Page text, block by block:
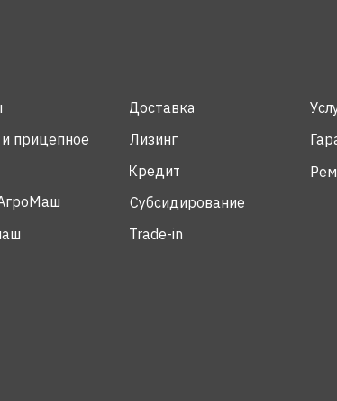
Trade-in
Субсидирование
Кредит
Лизинг
Доставка
прицепное